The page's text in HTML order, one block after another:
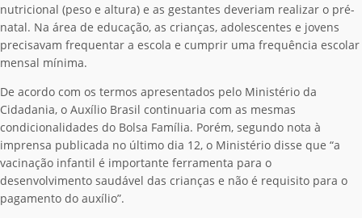
nutricional (peso e altura) e as gestantes deveriam realizar o pré-
natal. Na área de educação, as crianças, adolescentes e jovens
precisavam frequentar a escola e cumprir uma frequência escolar
mensal mínima.
De acordo com os termos apresentados pelo Ministério da
Cidadania, o Auxílio Brasil continuaria com as mesmas
condicionalidades do Bolsa Família. Porém, segundo nota à
imprensa publicada no último dia 12, o Ministério disse que “a
vacinação infantil é importante ferramenta para o
desenvolvimento saudável das crianças e não é requisito para o
pagamento do auxílio”.